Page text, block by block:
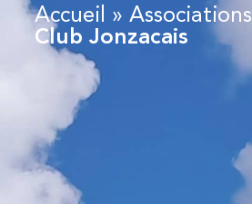
Accueil » Associations
Club Jonzacais